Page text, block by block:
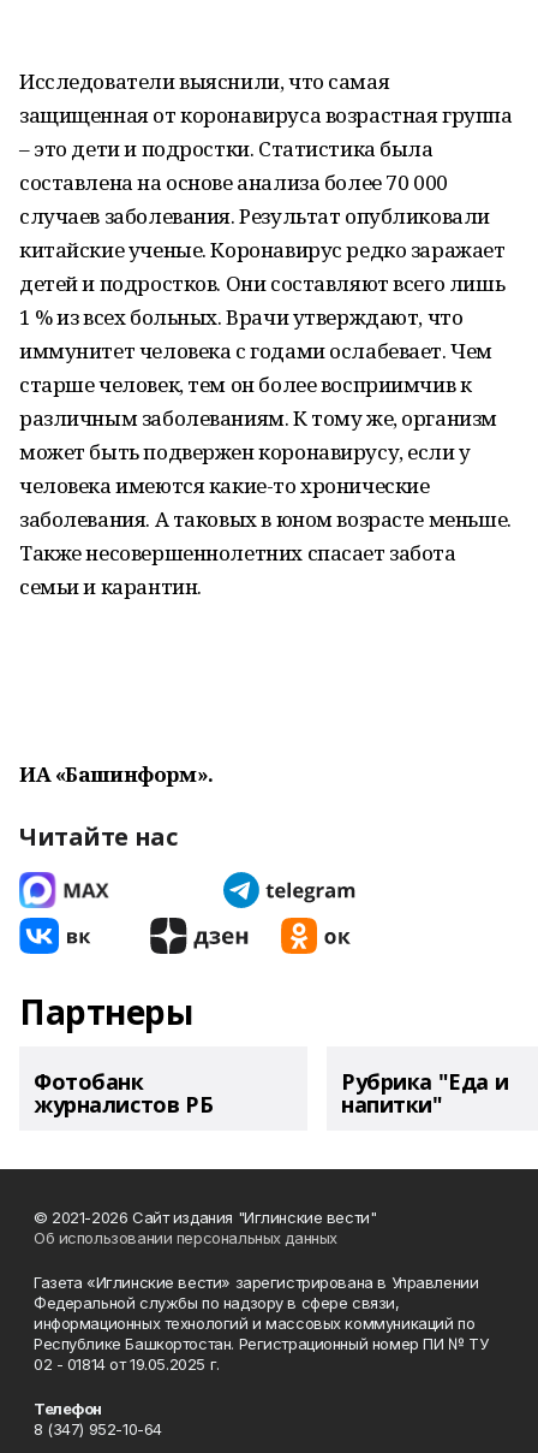
Исследователи выяснили, что самая
защищенная от коронавируса возрастная группа
– это дети и подростки. Статистика была
составлена на основе анализа более 70 000
случаев заболевания. Результат опубликовали
китайские ученые. Коронавирус редко заражает
детей и подростков. Они составляют всего лишь
1 % из всех больных. Врачи утверждают, что
иммунитет человека с годами ослабевает. Чем
старше человек, тем он более восприимчив к
различным заболеваниям. К тому же, организм
может быть подвержен коронавирусу, если у
человека имеются какие-то хронические
заболевания. А таковых в юном возрасте меньше.
Также несовершеннолетних спасает забота
семьи и карантин.
ИА «Башинформ».
Читайте нас
Партнеры
Фотобанк
журналистов РБ
Рубрика "Еда и
напитки"
© 2021-2026 Сайт издания "Иглинские вести"
Об использовании персональных данных
Газета «Иглинские вести» зарегистрирована в Управлении
Федеральной службы по надзору в сфере связи,
информационных технологий и массовых коммуникаций по
Республике Башкортостан. Регистрационный номер ПИ № ТУ
02 - 01814 от 19.05.2025 г.
Телефон
8 (347) 952-10-64